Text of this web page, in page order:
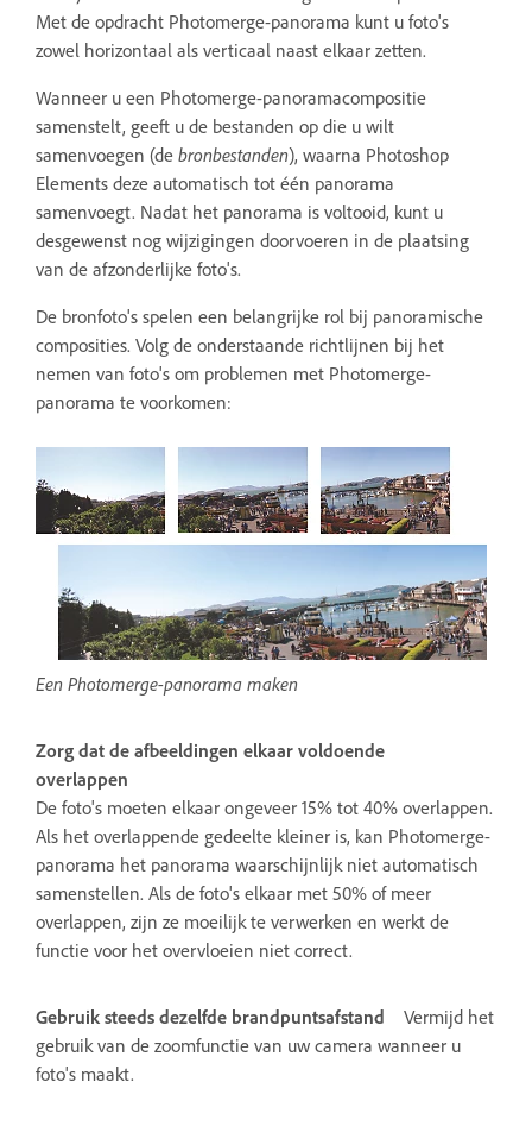
Met de opdracht Photomerge-panorama kunt u foto's
zowel horizontaal als verticaal naast elkaar zetten.
Wanneer u een Photomerge-panoramacompositie
samenstelt, geeft u de bestanden op die u wilt
samenvoegen (de bronbestanden), waarna Photoshop
Elements deze automatisch tot één panorama
samenvoegt. Nadat het panorama is voltooid, kunt u
desgewenst nog wijzigingen doorvoeren in de plaatsing
van de afzonderlijke foto's.
De bronfoto's spelen een belangrijke rol bij panoramische
composities. Volg de onderstaande richtlijnen bij het
nemen van foto's om problemen met Photomerge-
panorama te voorkomen:
Een Photomerge-panorama maken
Zorg dat de afbeeldingen elkaar voldoende
overlappen
De foto's moeten elkaar ongeveer 15% tot 40% overlappen.
Als het overlappende gedeelte kleiner is, kan Photomerge-
panorama het panorama waarschijnlijk niet automatisch
samenstellen. Als de foto's elkaar met 50% of meer
overlappen, zijn ze moeilijk te verwerken en werkt de
functie voor het overvloeien niet correct.
Gebruik steeds dezelfde brandpuntsafstand
Vermijd het
gebruik van de zoomfunctie van uw camera wanneer u
foto's maakt.